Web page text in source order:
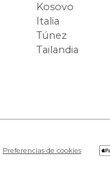
Kosovo
Italia
Túnez
Tailandia
Preferencias de cookies